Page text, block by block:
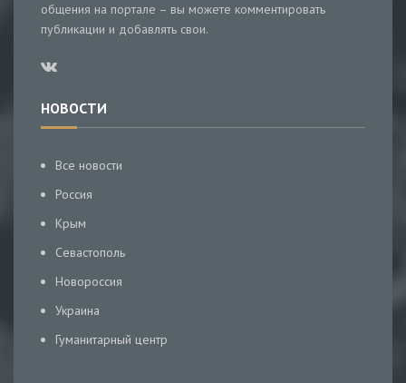
общения на портале – вы можете комментировать
публикации и добавлять свои.
НОВОСТИ
Все новости
Россия
Крым
Севастополь
Новороссия
Украина
Гуманитарный центр